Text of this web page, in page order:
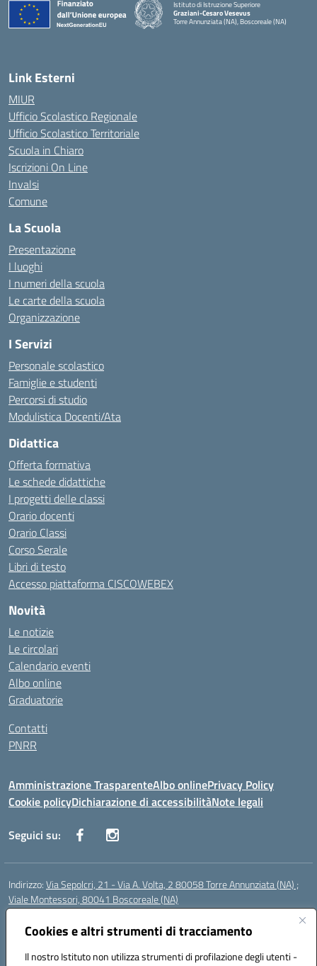
Cookies e altri strumenti di tracciamento
Il nostro Istituto non utilizza strumenti di profilazione degli utenti -
Istituto di Istruzione Superiore
Graziani-Cesaro Vesevus
Torre Annunziata (NA), Boscoreale (NA)
Link Esterni
MIUR
Ufficio Scolastico Regionale
Ufficio Scolastico Territoriale
Scuola in Chiaro
Iscrizioni On Line
Invalsi
Comune
La Scuola
Presentazione
I luoghi
I numeri della scuola
Le carte della scuola
Organizzazione
I Servizi
Personale scolastico
Famiglie e studenti
Percorsi di studio
Modulistica Docenti/Ata
Didattica
Offerta formativa
Le schede didattiche
I progetti delle classi
Orario docenti
Orario Classi
Corso Serale
Libri di testo
Accesso piattaforma CISCOWEBEX
Novità
Le notizie
Le circolari
Calendario eventi
Albo online
Graduatorie
Contatti
PNRR
Amministrazione TrasparenteAlbo onlinePrivacy Policy
Cookie policyDichiarazione di accessibilitàNote legali
Seguici su:
Indirizzo:Via Sepolcri, 21 - Via A. Volta, 2 80058 Torre Annunziata (NA) ;
Viale Montessori, 80041 Boscoreale (NA)
Centralino:
Posta elettronica certificata (PEC):nais04100b@pec.istruzione.it
Codice fiscale: 82008750638